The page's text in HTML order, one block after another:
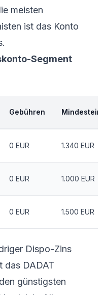
meisten
ist das Konto
Segment
Gebühren
0 EUR 1.340 EUR
0 EUR 1.000 EUR
0 EUR 1.500 EUR
Dispo-Zins
das DADAT
günstigsten